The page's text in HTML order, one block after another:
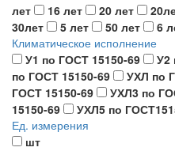
лет
16 лет 20 лет
30лет
5 лет 50 лет 6
Климатическое исполнение
У1 по ГОСТ 15150-69
У2
по ГОСТ 15150-69
УХЛ по
ГОСТ 15150-69
УХЛ3 по
15150-69
УХЛ5 по
Ед. измерения
шт